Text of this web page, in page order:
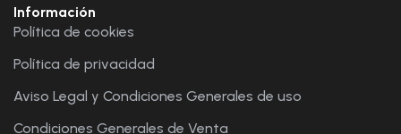
Información
Política de cookies
Política de privacidad
Aviso Legal y Condiciones Generales de uso
Condiciones Generales de Venta